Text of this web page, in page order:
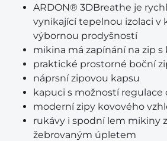
ARDON® 3DBreathe je
vynikající tepelnou izolaci v
výbornou prodyšností
mikina má zapínání na zip
praktické prostorné boční
náprsní zipovou kapsu
kapuci s možností regulace
moderní zipy kovového
rukávy i spodní lem mikiny
žebrovaným úpletem